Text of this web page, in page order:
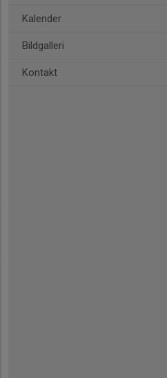
Kalender
Bildgalleri
Kontakt